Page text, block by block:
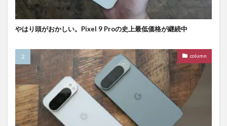
やはり頭がおかしい。Pixel 9 Proの史上最低価格が継続中
column